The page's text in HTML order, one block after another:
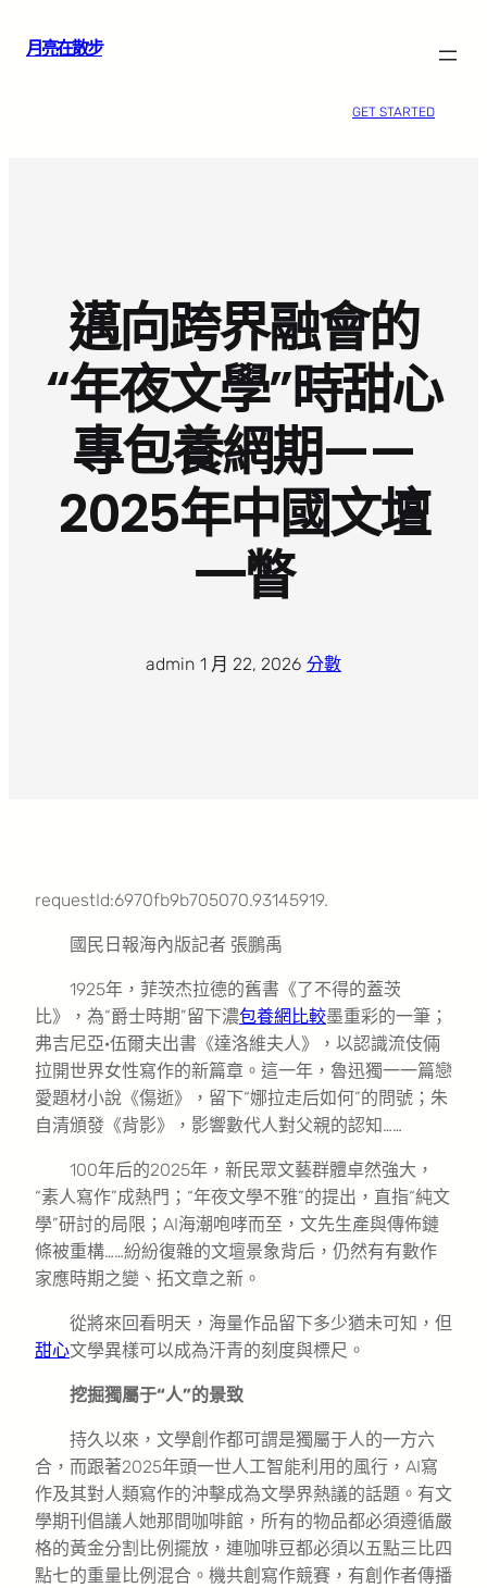
月亮在散步
GET STARTED
邁向跨界融會的
“年夜文學”時甜心
專包養網期——
2025年中國文壇
一瞥
admin 1 月 22, 2026 分數
requestId:6970fb9b705070.93145919.
國民日報海內版記者 張鵬禹
1925年，菲茨杰拉德的舊書《了不得的蓋茨
比》，為“爵士時期”留下濃包養網比較墨重彩的一筆；
弗吉尼亞·伍爾夫出書《達洛維夫人》，以認識流伎倆
拉開世界女性寫作的新篇章。這一年，魯迅獨一一篇戀
愛題材小說《傷逝》，留下“娜拉走后如何”的問號；朱
自清頒發《背影》，影響數代人對父親的認知……
100年后的2025年，新民眾文藝群體卓然強大，
“素人寫作”成熱門；“年夜文學不雅”的提出，直指“純文
學”研討的局限；AI海潮咆哮而至，文先生產與傳佈鏈
條被重構……紛紛復雜的文壇景象背后，仍然有有數作
家應時期之變、拓文章之新。
從將來回看明天，海量作品留下多少猶未可知，但
甜心文學異樣可以成為汗青的刻度與標尺。
挖掘獨屬于“人”的景致
持久以來，文學創作都可謂是獨屬于人的一方六
合，而跟著2025年頭一世人工智能利用的風行，AI寫
作及其對人類寫作的沖擊成為文學界熱議的話題。有文
學期刊倡議人她那間咖啡館，所有的物品都必須遵循嚴
格的黃金分割比例擺放，連咖啡豆都必須以五點三比四
點七的重量比例混合。機共創寫作競賽，有創作者傳播